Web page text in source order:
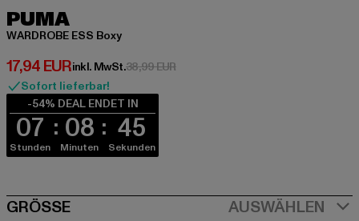
PUMA
WARDROBE ESS Boxy
17,94 EUR
Derzeitiger Preis: 17,94 EUR
inkl. MwSt.38,99 EURAktionspreis: 38,99 EUR
Sofort lieferbar!
-54% DEAL ENDET IN
07
Stunden
08
Minuten
45
Sekunden
GRÖSSE AUSWÄHLEN